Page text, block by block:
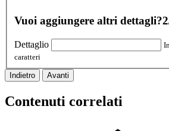
Vuoi aggiungere altri dettagli?
Dettaglio
caratteri
Indietro Avanti
Contenuti correlati